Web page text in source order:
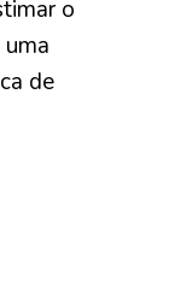
o
de